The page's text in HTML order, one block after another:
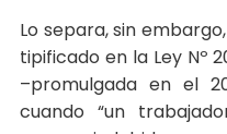
Lo separa, sin
tipificado en la Ley Nº
–promulgada en el
cuando “un